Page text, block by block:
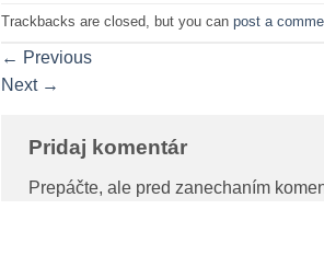
Trackbacks are closed, but you can post a
← Previous
Next →
Pridaj komentár
Prepáčte, ale pred zanechaním